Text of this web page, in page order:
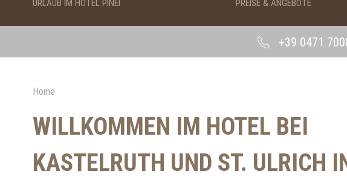
URLAUB IM HOTEL PINEI PREISE & ANGEBOTE
+39 0471
Home
WILLKOMMEN IM HOTEL BEI
KASTELRUTH UND ST. ULRICH